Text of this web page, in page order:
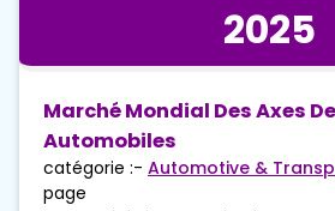
2025
Marché Mondial Des Axes
Automobiles
catégorie :- Automotive &
page